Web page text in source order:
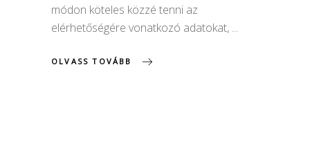
módon köteles közzé tenni az
elérhetőségére vonatkozó adatokat,
OLVASS TOVÁBB